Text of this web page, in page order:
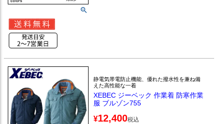
静電気帯電防止機能、優れた撥水性を兼ね備
えた高性能な一着
XEBEC ジーベック 作業着 防寒作業
服 ブルゾン755
¥12,400税込